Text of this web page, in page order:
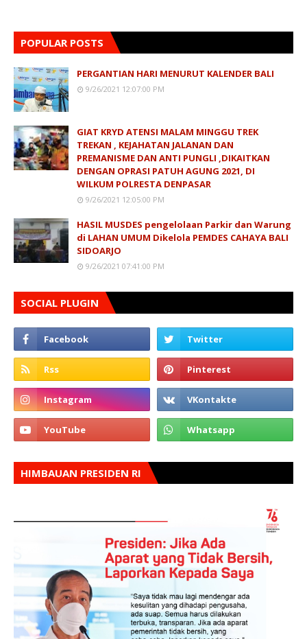
POPULAR POSTS
PERGANTIAN HARI MENURUT KALENDER BALI
9/26/2021 12:07:00 PM
GIAT KRYD ATENSI MALAM MINGGU TREK
TREKAN , KEJAHATAN JALANAN DAN
PREMANISME DAN ANTI PUNGLI ,DIKAITKAN
DENGAN OPRASI PATUH AGUNG 2021, DI
WILKUM POLRESTA DENPASAR
9/26/2021 12:05:00 PM
HASIL MUSDES pengelolaan Parkir dan Warung
di LAHAN UMUM Dikelola PEMDES CAHAYA BALI
SIDOARJO
9/26/2021 07:41:00 PM
SOCIAL PLUGIN
HIMBAUAN PRESIDEN RI